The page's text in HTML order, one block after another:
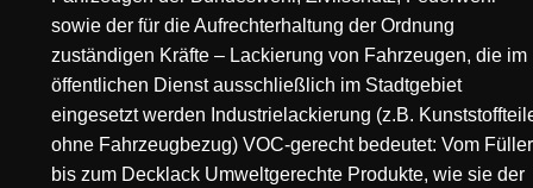
sowie der für die Aufrechterhaltung der Ordnung
zuständigen Kräfte – Lackierung von Fahrzeugen, die im
öffentlichen Dienst ausschließlich im Stadtgebiet
eingesetzt werden Industrielackierung (z.B.
ohne Fahrzeugbezug) VOC-gerecht bedeutet: Vom Füller
bis zum Decklack Umweltgerechte Produkte, wie sie der